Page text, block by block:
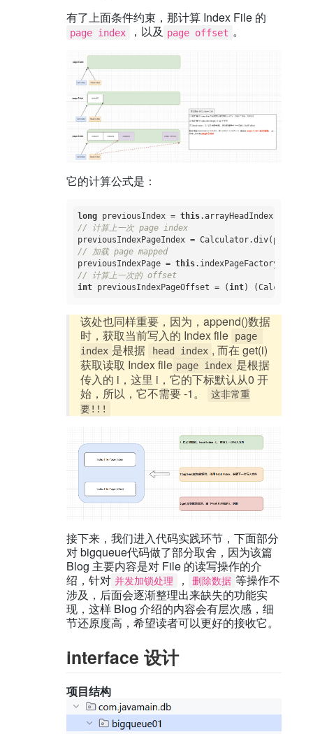
有了上面条件约束，那计算 Index File 的
page index ，以及 page offset 。
它的计算公式是：
long previousIndex = this.arrayHeadIndex.get()
// 计算上一次 page index
// 加载 page mapped
previousIndexPage = this
// 计算上一次的 offset
int previousIndexPageOffset = (int
该处也同样重要，因为，append()数据
时，获取当前写入的 Index file
page
index 是根据 head index , 而在 get(i)
获取读取 Index file page index 是根据
传入的 i，这里 i，它的下标默认从0 开
始，所以，它不需要 -1。
这非常重
要!!!
接下来，我们进入代码实践环节，下面部分
对 bigqueue代码做了部分取舍，因为该篇
Blog 主要内容是对 File 的读写操作的介
绍，针对 并发加锁处理 ， 删除数据 等操作不
涉及，后面会逐渐整理出来缺失的功能实
现，这样 Blog 介绍的内容会有层次感，细
节还原度高，希望读者可以更好的接收它。
interface 设计
项目结构